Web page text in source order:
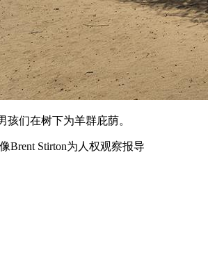
孩们在树下为羊群庇荫。
Brent Stirton为人权观察报导